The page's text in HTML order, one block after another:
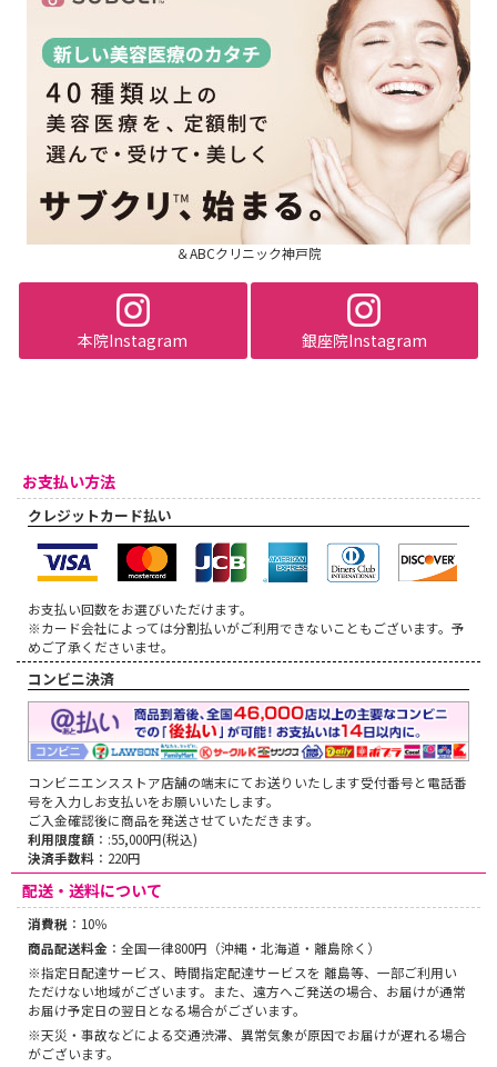
＆ABCクリニック神戸院
本院Instagram 銀座院Instagram
お支払い方法
クレジットカード払い
お支払い回数をお選びいただけます。
※カード会社によっては分割払いがご利用できないこともございます。予
めご了承くださいませ。
コンビニ決済
コンビニエンスストア店舗の端末にてお送りいたします受付番号と電話番
号を入力しお支払いをお願いいたします。
ご入金確認後に商品を発送させていただきます。
利用限度額 ：:55,000円(税込)
決済手数料 ：220円
配送・送料について
消費税 ：10％
商品配送料金 ：全国一律800円（沖縄・北海道・離島除く）
※指定日配達サービス、時間指定配達サービスを 離島等、一部ご利用い
ただけない地域がございます。また、遠方へご発送の場合、お届けが通常
お届け予定日の翌日となる場合がございます。
※天災・事故などによる交通渋滞、異常気象が原因でお届けが遅れる場合
がございます。